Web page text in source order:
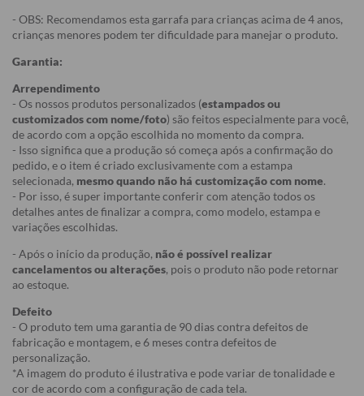
- OBS: Recomendamos esta garrafa para crianças acima de 4 anos,
crianças menores podem ter dificuldade para manejar o produto.
Garantia:
Arrependimento
- Os nossos produtos personalizados (estampados ou
customizados com nome/foto) são feitos especialmente para você,
de acordo com a opção escolhida no momento da compra.
- Isso significa que a produção só começa após a confirmação do
pedido, e o item é criado exclusivamente com a estampa
selecionada, mesmo quando não há customização com nome.
- Por isso, é super importante conferir com atenção todos os
detalhes antes de finalizar a compra, como modelo, estampa e
variações escolhidas.
- Após o início da produção, não é possível realizar
cancelamentos ou alterações, pois o produto não pode retornar
ao estoque.
Defeito
- O produto tem uma garantia de 90 dias contra defeitos de
fabricação e montagem, e 6 meses contra defeitos de
personalização.
*A imagem do produto é ilustrativa e pode variar de tonalidade e
cor de acordo com a configuração de cada tela.